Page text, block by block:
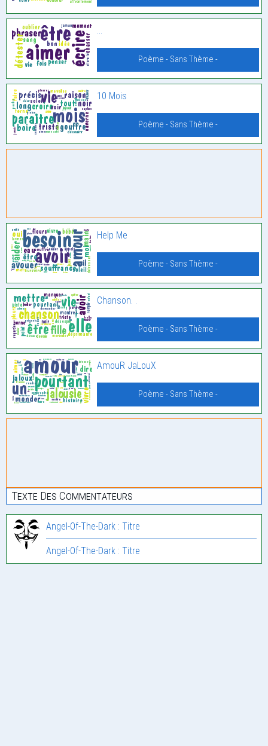
Poème - Sans Thème -
10 Mois
Poème - Sans Thème -
Help Me
Poème - Sans Thème -
Chanson. .
Poème - Sans Thème -
AmouR JaLouX
Poème - Sans Thème -
Texte Des Commentateurs
Angel-Of-The-Dark : Titre
Angel-Of-The-Dark : Titre